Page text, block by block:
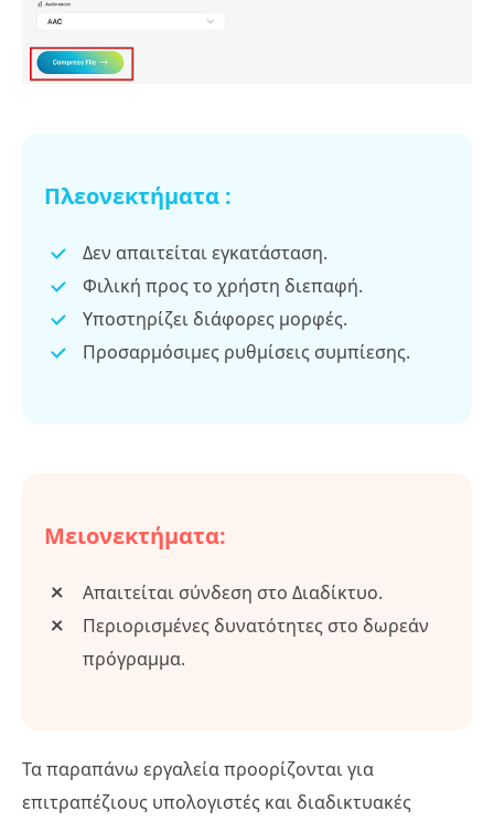
Πλεονεκτήματα :
Δεν απαιτείται εγκατάσταση.
Φιλική προς το χρήστη διεπαφή.
Υποστηρίζει διάφορες μορφές.
Προσαρμόσιμες ρυθμίσεις συμπίεσης.
Μειονεκτήματα:
Απαιτείται σύνδεση στο Διαδίκτυο.
Περιορισμένες δυνατότητες στο δωρεάν
πρόγραμμα.
Τα παραπάνω εργαλεία προορίζονται για
επιτραπέζιους υπολογιστές και διαδικτυακές